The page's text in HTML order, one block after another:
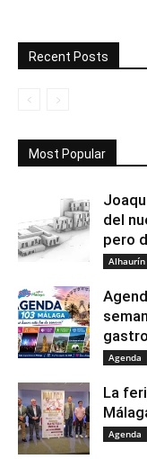
Recent Posts
Most Popular
del
pero
Agenda
La
Agenda